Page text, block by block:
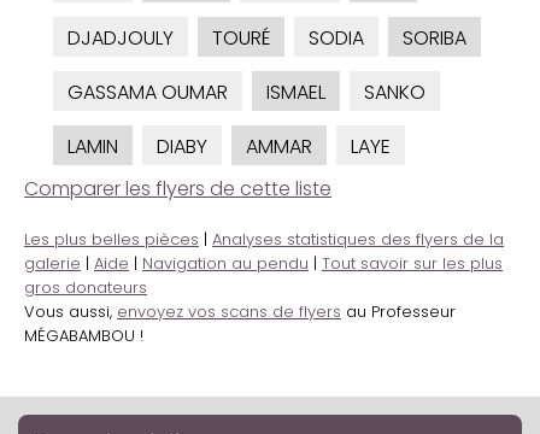
DJADJOULY
TOURÉ SODIA
SORIBA
GASSAMA OUMAR
ISMAEL
SANKO
LAMIN
DIABY AMMAR
LAYE
Comparer les flyers de cette liste
Les plus belles pièces | Analyses statistiques des flyers de la
galerie | Aide | Navigation au pendu | Tout savoir sur les plus
gros donateurs
Vous aussi, envoyez vos scans de flyers au Professeur
MÉGABAMBOU !